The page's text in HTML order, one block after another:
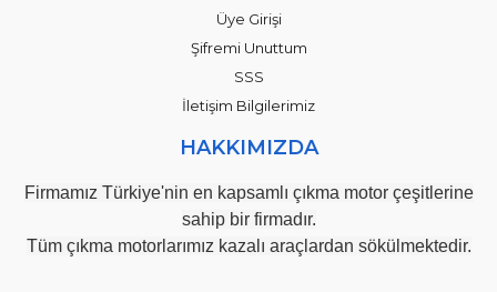
Üye Girişi
Şifremi Unuttum
SSS
İletişim Bilgilerimiz
HAKKIMIZDA
Firmamız Türkiye'nin en kapsamlı çıkma motor çeşitlerine
sahip bir firmadır.
Tüm çıkma motorlarımız kazalı araçlardan sökülmektedir.